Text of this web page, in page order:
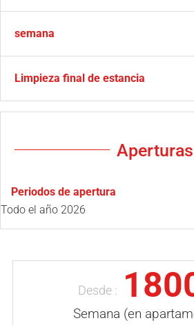
semana
Limpieza final de estancia
Aperturas
Periodos de apertura
Todo el año 2026
Desde :
Semana (en